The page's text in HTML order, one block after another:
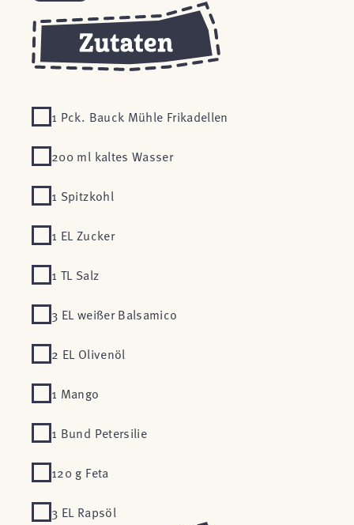
1 Pck. Bauck Mühle Frikadellen
200 ml kaltes Wasser
1 Spitzkohl
1 EL Zucker
1 TL Salz
3 EL weißer Balsamico
2 EL Olivenöl
1 Mango
1 Bund Petersilie
120 g Feta
3 EL Rapsöl